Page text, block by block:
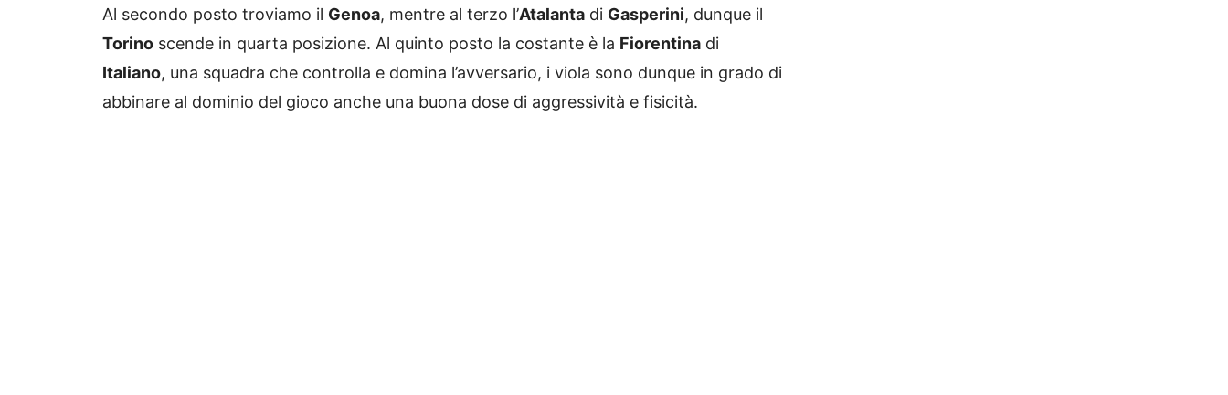
Al secondo posto troviamo il Genoa, mentre al terzo l’Atalanta di Gasperini, dunque il
Torino scende in quarta posizione. Al quinto posto la costante è la Fiorentina di
Italiano, una squadra che controlla e domina l’avversario, i viola sono dunque in grado di
abbinare al dominio del gioco anche una buona dose di aggressività e fisicità.